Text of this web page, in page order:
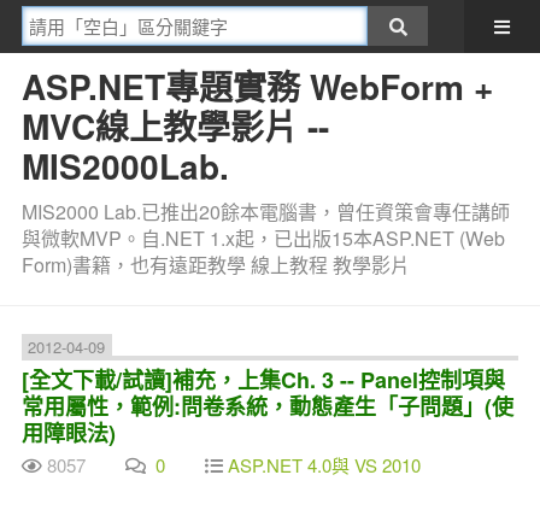
ASP.NET專題實務 WebForm +
MVC線上教學影片 --
MIS2000Lab.
MIS2000 Lab.已推出20餘本電腦書，曾任資策會專任講師
與微軟MVP。自.NET 1.x起，已出版15本ASP.NET (Web
Form)書籍，也有遠距教學 線上教程 教學影片
2012-04-09
[全文下載/試讀]補充，上集Ch. 3 -- Panel控制項與
常用屬性，範例:問卷系統，動態產生「子問題」(使
用障眼法)
8057 0 ASP.NET 4.0與 VS 2010